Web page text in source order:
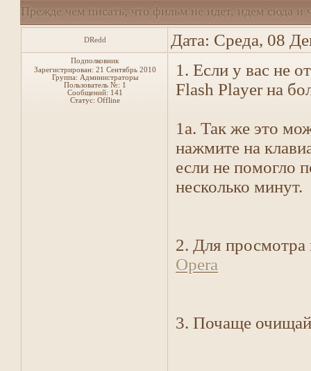
Прежде чем писать, что фильм не идет, идем сюда и
DRedd Дата: Среда, 08
Подполковник
Зарегистрирован: 21 Сентябрь 2010
Группа: Администраторы
Пользователь №: 1
Сообщений: 141
Статус: Offline
1. Если у вас не
Flash Player на
1a. Так же это
нажмите на
если не помогло
несколько минут.
2. Для просмотра
Opera
3. Почаще